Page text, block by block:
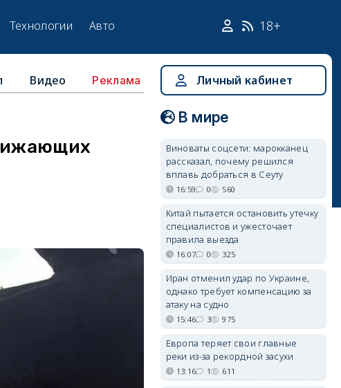
Технологии Авто 18+
Видео Реклама Личный кабинет
В мире
Виноваты соцсети: марокканец
рассказал, почему решился
вплавь добраться в Сеуту
16:59 0 560
Китай пытается остановить утечку
специалистов и ужесточает
правила выезда
16:07 0 325
Иран отменил удар по Украине,
однако требует компенсацию за
атаку на судно
15:46 3 975
Европа теряет свои главные
реки из-за рекордной засухи
13:16 1 611